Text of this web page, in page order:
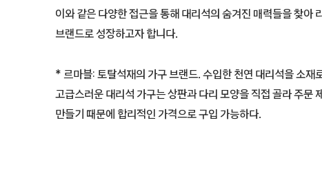
이와 같은 다양한 접근을 통해 대리석의 숨겨진 매력들을 찾아
브랜드로 성장하고자 합니다.
* 르마블: 토탈석재의 가구 브랜드. 수입한 천연 대리석을 소재
고급스러운 대리석 가구는 상판과 다리 모양을 직접 골라 주문
만들기 때문에 합리적인 가격으로 구입 가능하다.